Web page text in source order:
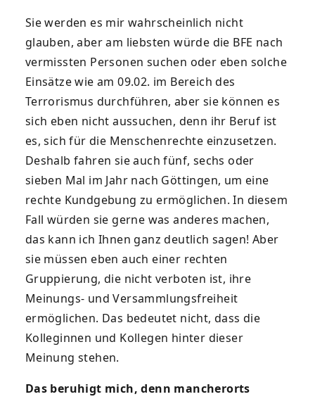
Sie werden es mir wahrscheinlich nicht
glauben, aber am liebsten würde die BFE nach
vermissten Personen suchen oder eben solche
Einsätze wie am 09.02. im Bereich des
Terrorismus durchführen, aber sie können es
sich eben nicht aussuchen, denn ihr Beruf ist
es, sich für die Menschenrechte einzusetzen.
Deshalb fahren sie auch fünf, sechs oder
sieben Mal im Jahr nach Göttingen, um eine
rechte Kundgebung zu ermöglichen. In diesem
Fall würden sie gerne was anderes machen,
das kann ich Ihnen ganz deutlich sagen! Aber
sie müssen eben auch einer rechten
Gruppierung, die nicht verboten ist, ihre
Meinungs- und Versammlungsfreiheit
ermöglichen. Das bedeutet nicht, dass die
Kolleginnen und Kollegen hinter dieser
Meinung stehen.
Das beruhigt mich, denn mancherorts